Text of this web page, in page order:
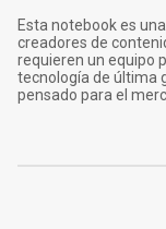
Esta notebook es
creadores de
requieren un equipo
tecnología de última
pensado para el